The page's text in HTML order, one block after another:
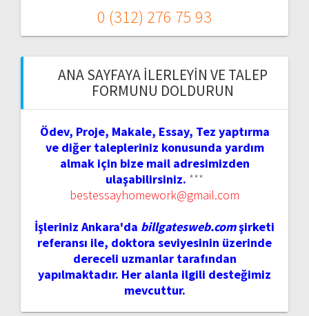
0 (312) 276 75 93
ANA SAYFAYA İLERLEYIN VE TALEP
FORMUNU DOLDURUN
Ödev, Proje, Makale, Essay, Tez yaptırma
ve diğer talepleriniz konusunda yardım
almak için bize mail adresimizden
ulaşabilirsiniz. ***
bestessayhomework@gmail.com
İşleriniz Ankara'da billgatesweb.comşirketi
referansı ile, doktora seviyesinin üzerinde
dereceli uzmanlar tarafından
yapılmaktadır. Her alanla ilgili desteğimiz
mevcuttur.